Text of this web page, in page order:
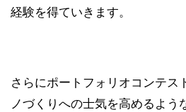
経験を得ていきます。
さらにポートフォリオコンテス
ノづくりへの士気を高めるよう